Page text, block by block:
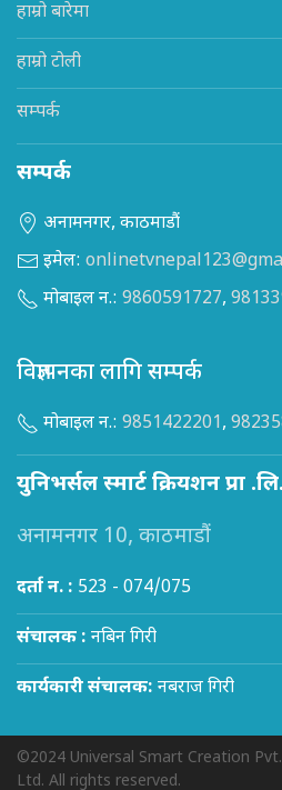
हाम्रो बारेमा
हाम्रो टोली
सम्पर्क
सम्पर्क
अनामनगर, काठमाडौं
इमेल:
मोबाइल न.: 9860591727,
विज्ञापनका लागि सम्पर्क
मोबाइल न.: 9851422201,
युनिभर्सल स्मार्ट क्रियशन प्रा .लि.
अनामनगर 10, काठमाडौं
दर्ता न. : 523 - 074/075
संचालक : नबिन गिरी
कार्यकारी संचालक: नबराज गिरी
©2024 Universal Smart Creation Pvt.
Ltd. All rights reserved.